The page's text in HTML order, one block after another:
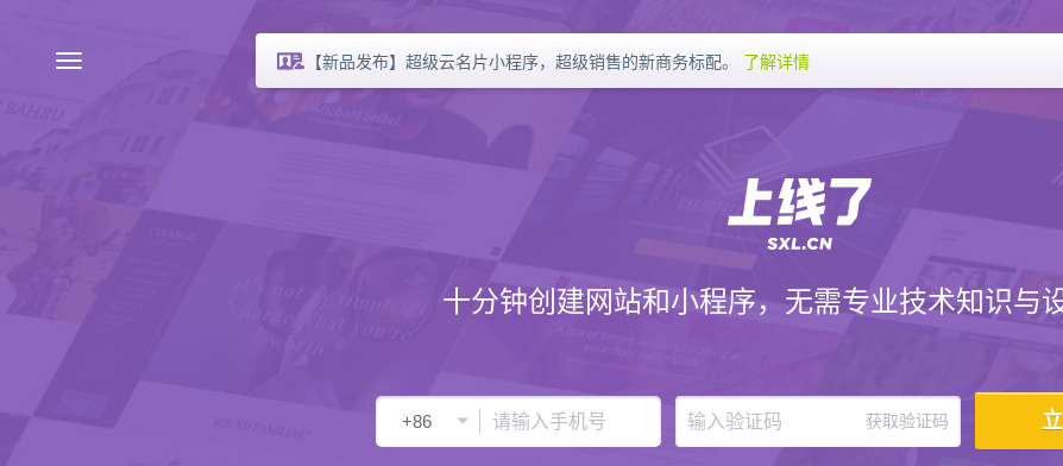
【新品发布】超级云名片小程序，超级销售的新商务标配。 了解详情
十分钟创建网站和小程序，无需专业技术知识与
获取验证码